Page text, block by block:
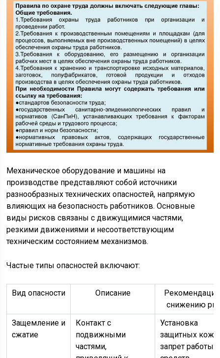
Механическое оборудование и машины на
производстве представляют собой источники
разнообразных технических опасностей, напрямую
влияющих на безопасность работников. Основные
виды рисков связаны с движущимися частями,
резкими движениями и несоответствующим
техническим состоянием механизмов.
Частые типы опасностей включают:
Вид опасности Описание
снижению
Защемление и
сжатие
Контакт с
подвижными
частями,
Установка
защитных
запрет работы